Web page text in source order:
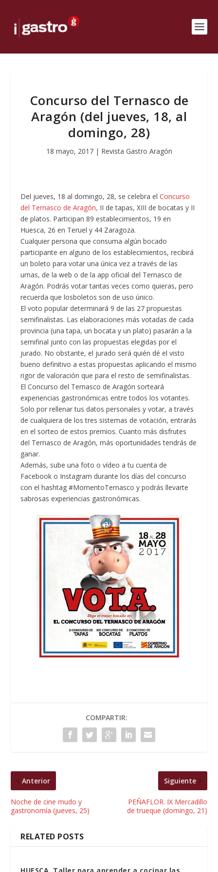
Concurso del Ternasco de
Aragón (del jueves, 18, al
domingo, 28)
18 mayo, 2017| Revista Gastro Aragón
Del jueves, 18 al domingo, 28, se celebra elConcurso
del Ternasco de Aragón, II de tapas, XIII de bocatas y II
de platos. Participan 89 establecimientos, 19 en
Huesca, 26 en Teruel y 44 Zaragoza.
Cualquier persona que consuma algún bocado
participante en alguno de los establecimientos, recibirá
un boleto para votar una única vez a través de las
urnas, de la web o de la app oficial del Ternasco de
Aragón. Podrás votar tantas veces como quieras, pero
recuerda que losboletos son de uso único.
El voto popular determinará 9 de las 27 propuestas
semifinalistas. Las elaboraciones más votadas de cada
provincia (una tapa, un bocata y un plato) pasarán a la
semifinal junto con las propuestas elegidas por el
jurado. No obstante, el jurado será quién dé el visto
bueno definitivo a estas propuestas aplicando el mismo
rigor de valoración que para el resto de semifinalistas.
El Concurso del Ternasco de Aragón sorteará
experiencias gastronómicas entre todos los votantes.
Solo por rellenar tus datos personales y votar, a través
de cualquiera de los tres sistemas de votación, entrarás
en el sorteo de estos premios. Cuanto más disfrutes
del Ternasco de Aragón, más oportunidades tendrás de
ganar.
Además, sube una foto o vídeo a tu cuenta de
Facebook o Instagram durante los días del concurso
con el hashtag #MomentoTernasco y podrás llevarte
sabrosas experiencias gastronómicas.
COMPARTIR:
Anterior
Noche de cine mudo y
gastronomía (jueves, 25)
Siguiente
PEÑAFLOR. IX Mercadillo
de trueque (domingo, 21)
RELATED POSTS